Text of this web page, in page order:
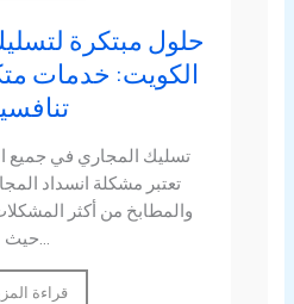
حلول مبتكرة
الكويت: خدمات
تسليك المجاري في جميع
تعتبر مشكلة انسداد
والمطابخ من أكثر
قراءة